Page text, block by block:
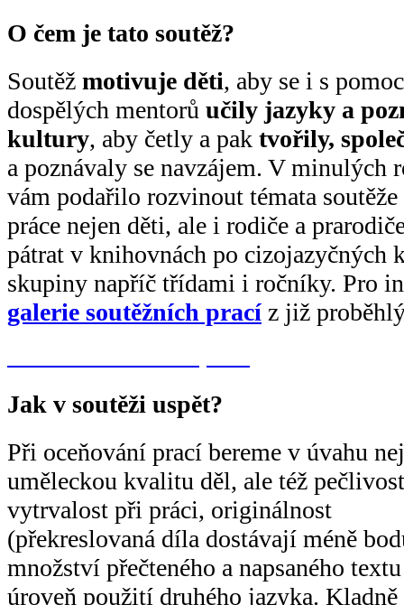
O čem je tato soutěž?
Soutěž motivuje děti, aby se i s
dospělých mentorů učily jazyky a
kultury, aby četly a pak tvořily,
a poznávaly se navzájem. V minulých
vám podařilo rozvinout témata
práce nejen děti, ale i rodiče a
pátrat v knihovnách po cizojazyčných
skupiny napříč třídami i ročníky. Pro
galerie soutěžních prací z již
Jak v soutěži uspět?
Při oceňování prací bereme v úvahu
uměleckou kvalitu děl, ale též
vytrvalost při práci, originálnost
(překreslovaná díla dostávají méně
množství přečteného a napsaného
úroveň použití druhého jazyka.